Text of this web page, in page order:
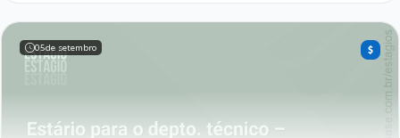
05de setembro